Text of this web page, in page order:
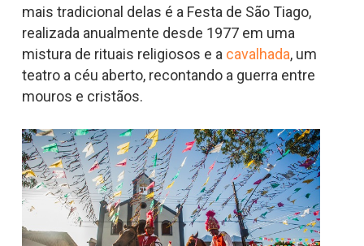
mais tradicional delas é a Festa de São Tiago,
realizada anualmente desde 1977 em uma
mistura de rituais religiosos e a cavalhada, um
teatro a céu aberto, recontando a guerra entre
mouros e cristãos.